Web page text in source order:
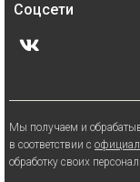
Соцсети
Мы получаем и
в соответствии с
обработку своих